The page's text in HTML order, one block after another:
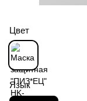
Цвет
Язык